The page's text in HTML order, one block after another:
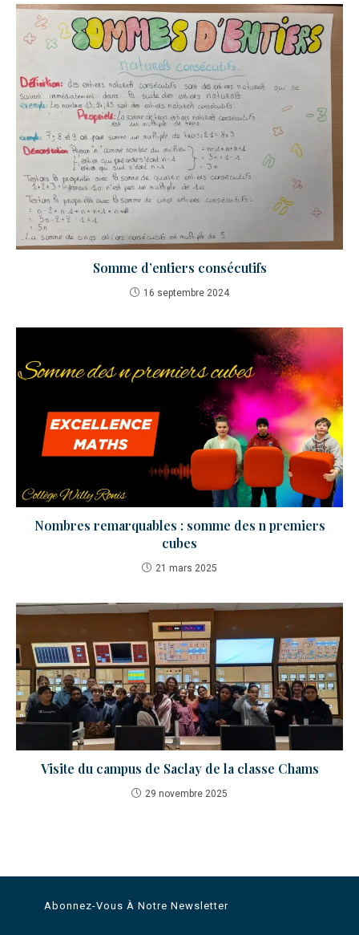
Somme d’entiers consécutifs
16 septembre 2024
Nombres remarquables : somme des n premiers
cubes
21 mars 2025
Visite du campus de Saclay de la classe Chams
29 novembre 2025
Abonnez-Vous À Notre Newsletter